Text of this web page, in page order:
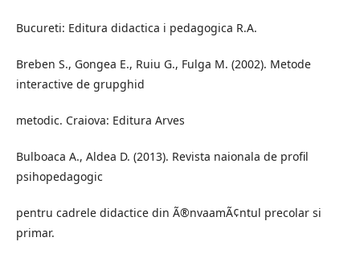
Bucureti: Editura didactica i pedagogica R.A.
Breben S., Gongea E., Ruiu G., Fulga M. (2002). Metode
interactive de grupghid
metodic. Craiova: Editura Arves
Bulboaca A., Aldea D. (2013). Revista naionala de profil
psihopedagogic
pentru cadrele didactice din Ã®nvaamÃ¢ntul precolar si
primar.